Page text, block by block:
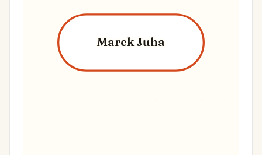
Marek Juha